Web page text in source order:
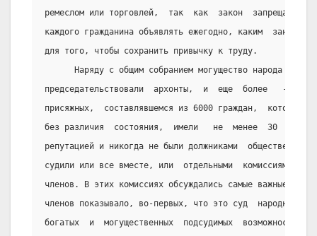
ремеслом или торговлей,  так  как  закон  запрещал
каждого гражданина объявлять ежегодно, каким
для того, чтобы сохранить привычку к труду.
Наряду с общим собранием могущество народа
председательствовали  архонты,  и  еще  более   -  в
присяжных,  составлявшемся из 6000 граждан,  которые
без различия  состояния,  имели   не  менее  30  лет,
репутацией и никогда не были должниками
судили или все вместе, или  отдельными  комиссиями
членов. В этих комиссиях обсуждались самые важные
членов показывало, во-первых, что это суд  народный,
богатых  и  могущественных  подсудимых  возможности